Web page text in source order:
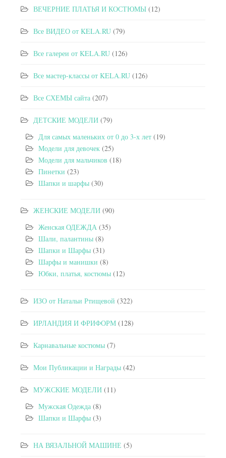
ВЕЧЕРНИЕ ПЛАТЬЯ И КОСТЮМЫ (12)
Все ВИДЕО от KELA.RU (79)
Все галереи от KELA.RU (126)
Все мастер-классы от KELA.RU (126)
Все СХЕМЫ сайта (207)
ДЕТСКИЕ МОДЕЛИ (79)
Для самых маленьких от 0 до 3-х лет (19)
Модели для девочек (25)
Модели для мальчиков (18)
Пинетки (23)
Шапки и шарфы (30)
ЖЕНСКИЕ МОДЕЛИ (90)
Женская ОДЕЖДА (35)
Шали, палантины (8)
Шапки и Шарфы (31)
Шарфы и манишки (8)
Юбки, платья, костюмы (12)
ИЗО от Натальи Ртищевой (322)
ИРЛАНДИЯ И ФРИФОРМ (128)
Карнавальные костюмы (7)
Мои Публикации и Награды (42)
МУЖСКИЕ МОДЕЛИ (11)
Мужская Одежда (8)
Шапки и Шарфы (3)
НА ВЯЗАЛЬНОЙ МАШИНЕ (5)